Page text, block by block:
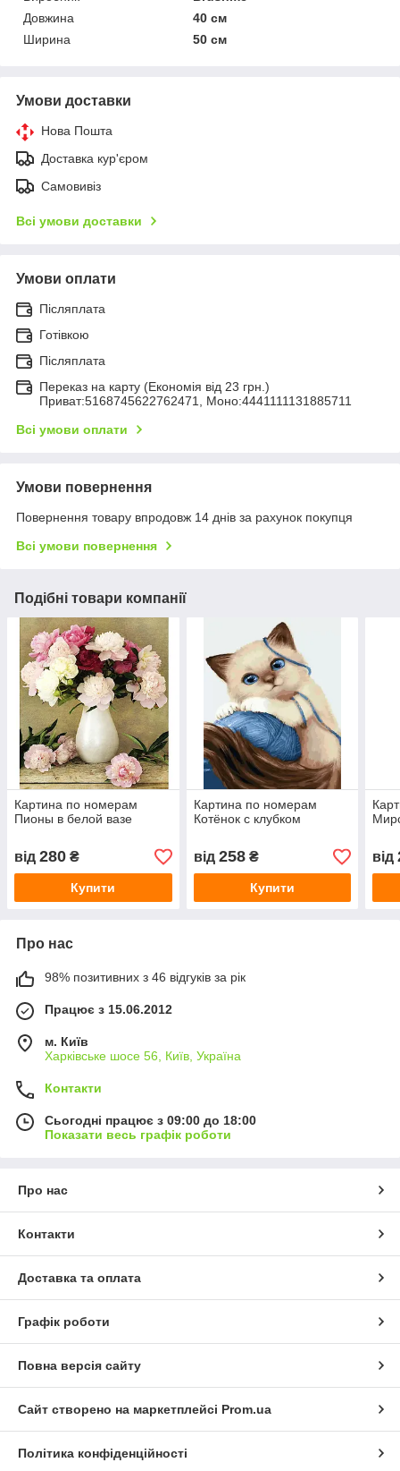
Довжина
40 см
Ширина
50 см
Умови доставки
Нова Пошта
Доставка кур'єром
Самовивіз
Всі умови доставки
Умови оплати
Післяплата
Готівкою
Післяплата
Переказ на карту (Економія від 23 грн.)
Приват:5168745622762471, Моно:4441111131885711
Всі умови оплати
Умови повернення
Повернення товару впродовж 14 днів за рахунок покупця
Всі умови повернення
Подібні товари компанії
Картина по номерам
Пионы в белой вазе
від 280 ₴
Купити
Картина по номерам
Котёнок с клубком
від 258₴
Купити
від
Про нас
98% позитивних з 46 відгуків за рік
Працює з 15.06.2012
м. Київ
Харківське шосе 56, Київ, Україна
Контакти
Сьогодні працює з 09:00 до 18:00
Показати весь графік роботи
Про нас
Контакти
Доставка та оплата
Графік роботи
Повна версія сайту
Сайт створено на маркетплейсі Prom.ua
Політика конфіденційності